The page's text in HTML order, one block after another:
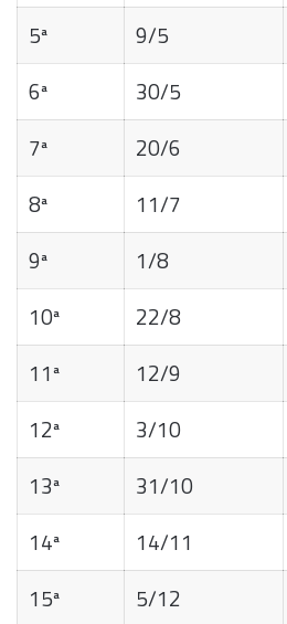
5ª
9/5
6ª
30/5
7ª
20/6
8ª
11/7
9ª
1/8
10ª
22/8
11ª
12/9
12ª
3/10
13ª
31/10
14ª
14/11
15ª
5/12